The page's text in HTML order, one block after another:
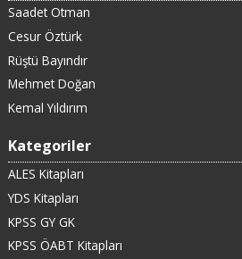
Saadet Otman
Cesur Öztürk
Rüştü Bayındır
Mehmet Doğan
Kemal Yıldırım
Kategoriler
ALES Kitapları
YDS Kitapları
KPSS GY GK
KPSS ÖABT Kitapları